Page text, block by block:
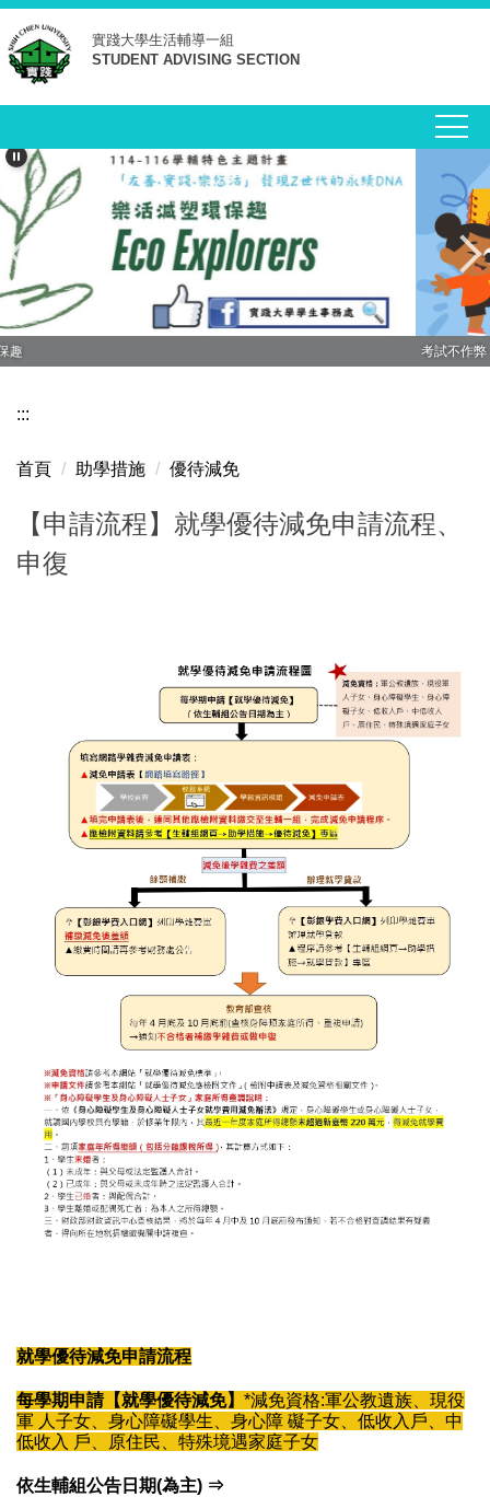
跳
到
主
要
容
區
實踐大學生活輔導一組
STUDENT ADVISING SECTION
考試不作弊，你我種榮譽譽
:::
首頁 助學措施 優待減免
【申請流程】就學優待減免申請流程、
申復
就學優待減免申請流程
每學期申請【就學優待減免】 *減免資格:軍公教遺族、現役
軍 人子女、身心障礙學生、身心障 礙子女、低收入戶、中
低收入 戶、原住民、特殊境遇家庭子女
依生輔組公告日期(為主) ⇒